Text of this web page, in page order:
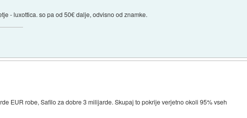
- luxottica. so pa od 50€ dalje, odvisno od znamke.
EUR robe, Safilo za dobre 3 milijarde. Skupaj to pokrije verjetno okoli 95% vseh